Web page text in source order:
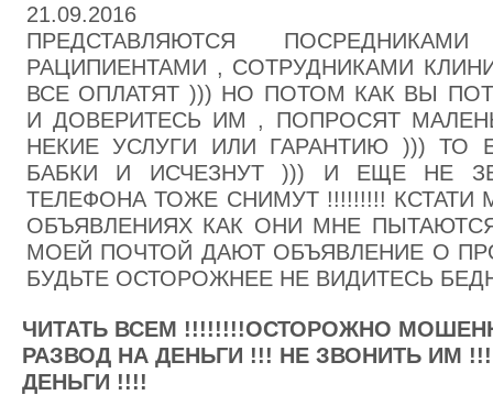
21.09.2016
ПРЕДСТАВЛЯЮТСЯ
РАЦИПИЕНТАМИ , СОТРУДНИКАМИ
ВСЕ ОПЛАТЯТ ))) НО ПОТОМ КАК ВЫ
И ДОВЕРИТЕСЬ ИМ , ПОПРОСЯТ
НЕКИЕ УСЛУГИ ИЛИ ГАРАНТИЮ ))) ТО
БАБКИ И ИСЧЕЗНУТ ))) И ЕЩЕ НЕ
ТЕЛЕФОНА ТОЖЕ СНИМУТ !!!!!!!!!
ОБЪЯВЛЕНИЯХ КАК ОНИ МНЕ
МОЕЙ ПОЧТОЙ ДАЮТ ОБЪЯВЛЕНИЕ О
БУДЬТЕ ОСТОРОЖНЕЕ НЕ ВИДИТЕСЬ
ЧИТАТЬ ВСЕМ !!!!!!!!ОСТОРОЖНО
РАЗВОД НА ДЕНЬГИ !!! НЕ ЗВОНИТЬ ИМ
ДЕНЬГИ !!!!